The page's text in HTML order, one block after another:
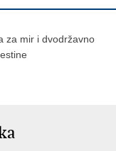
za mir i dvodržavno